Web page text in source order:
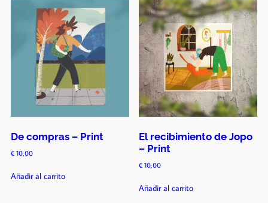
De compras – Print
€10,00
Añadir al carrito
El recibimiento de Jopo
– Print
€10,00
Añadir al carrito